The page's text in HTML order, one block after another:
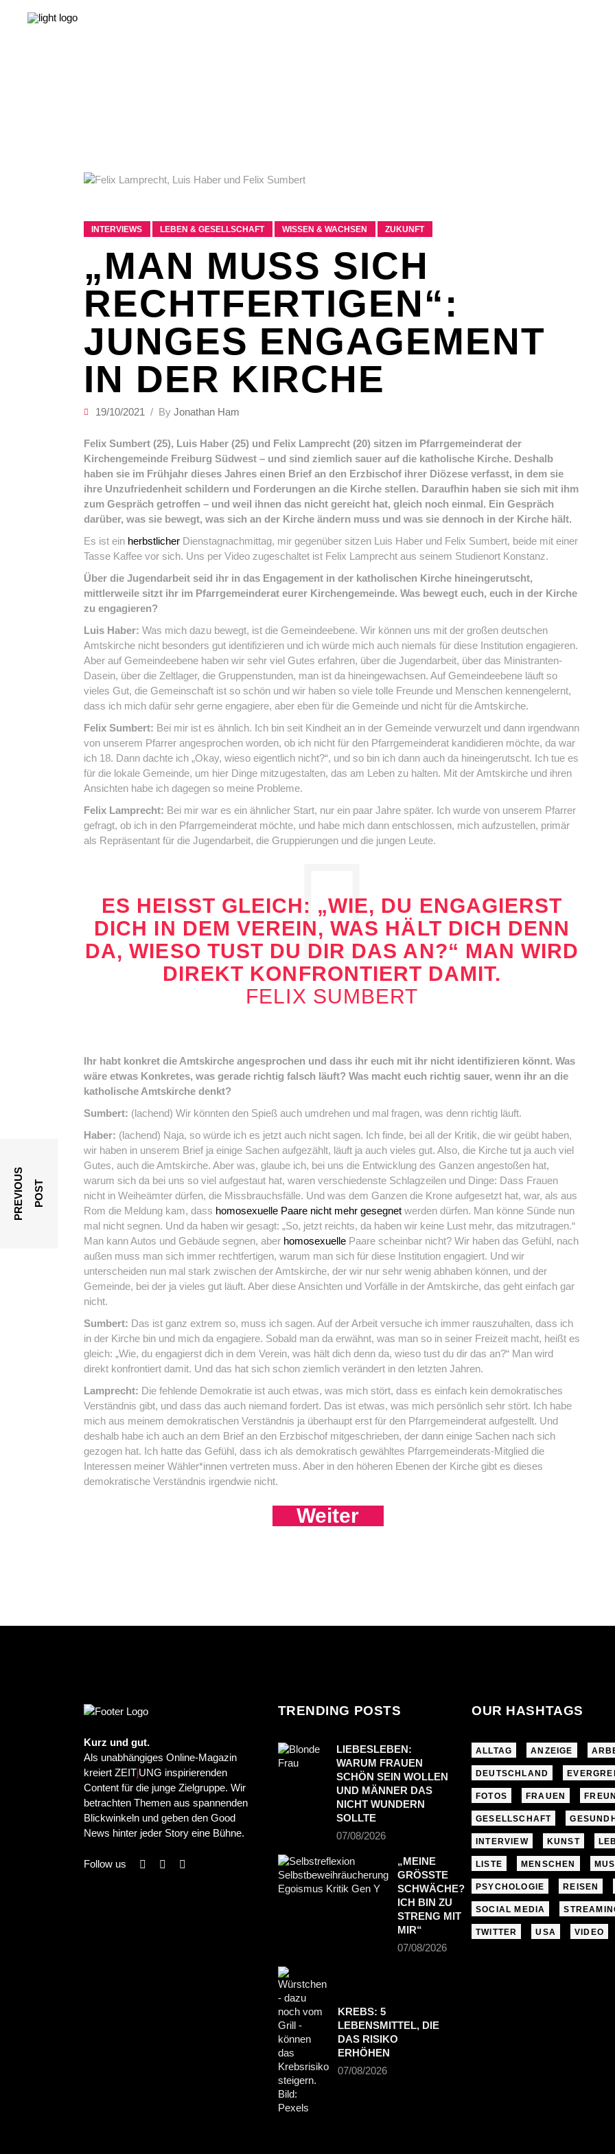
INTERVIEWS LEBEN & GESELLSCHAFT WISSEN & WACHSEN ZUKUNFT
„MAN MUSS SICH
RECHTFERTIGEN“:
JUNGES ENGAGEMENT
IN DER KIRCHE
19/10/2021 By Jonathan Ham
Felix Sumbert (25), Luis Haber (25) und Felix Lamprecht (20) sitzen im Pfarrgemeinderat der
Kirchengemeinde Freiburg Südwest – und sind ziemlich sauer auf die katholische Kirche. Deshalb
haben sie im Frühjahr dieses Jahres einen Brief an den Erzbischof ihrer Diözese verfasst, in dem sie
ihre Unzufriedenheit schildern und Forderungen an die Kirche stellen. Daraufhin haben sie sich mit ihm
zum Gespräch getroffen – und weil ihnen das nicht gereicht hat, gleich noch einmal. Ein Gespräch
darüber, was sie bewegt, was sich an der Kirche ändern muss und was sie dennoch in der Kirche hält.
Es ist ein herbstlicher Dienstagnachmittag, mir gegenüber sitzen Luis Haber und Felix Sumbert, beide mit einer
Tasse Kaffee vor sich. Uns per Video zugeschaltet ist Felix Lamprecht aus seinem Studienort Konstanz.
Über die Jugendarbeit seid ihr in das Engagement in der katholischen Kirche hineingerutscht,
mittlerweile sitzt ihr im Pfarrgemeinderat eurer Kirchengemeinde. Was bewegt euch, euch in der Kirche
zu engagieren?
Luis Haber: Was mich dazu bewegt, ist die Gemeindeebene. Wir können uns mit der großen deutschen
Amtskirche nicht besonders gut identifizieren und ich würde mich auch niemals für diese Institution engagieren.
Aber auf Gemeindeebene haben wir sehr viel Gutes erfahren, über die Jugendarbeit, über das Ministranten-
Dasein, über die Zeltlager, die Gruppenstunden, man ist da hineingewachsen. Auf Gemeindeebene läuft so
vieles Gut, die Gemeinschaft ist so schön und wir haben so viele tolle Freunde und Menschen kennengelernt,
dass ich mich dafür sehr gerne engagiere, aber eben für die Gemeinde und nicht für die Amtskirche.
Felix Sumbert: Bei mir ist es ähnlich. Ich bin seit Kindheit an in der Gemeinde verwurzelt und dann irgendwann
von unserem Pfarrer angesprochen worden, ob ich nicht für den Pfarrgemeinderat kandidieren möchte, da war
ich 18. Dann dachte ich „Okay, wieso eigentlich nicht?“, und so bin ich dann auch da hineingerutscht. Ich tue es
für die lokale Gemeinde, um hier Dinge mitzugestalten, das am Leben zu halten. Mit der Amtskirche und ihren
Ansichten habe ich dagegen so meine Probleme.
Felix Lamprecht: Bei mir war es ein ähnlicher Start, nur ein paar Jahre später. Ich wurde von unserem Pfarrer
gefragt, ob ich in den Pfarrgemeinderat möchte, und habe mich dann entschlossen, mich aufzustellen, primär
als Repräsentant für die Jugendarbeit, die Gruppierungen und die jungen Leute.
ES HEISST GLEICH: „WIE, DU ENGAGIERST D
ICH IN DEM VEREIN, WAS HÄLT DICH DENN D
A, WIESO TUST DU DIR DAS AN?“ MAN WIRD D
IREKT KONFRONTIERT DAMIT.
FELIX SUMBERT
Ihr habt konkret die Amtskirche angesprochen und dass ihr euch mit ihr nicht identifizieren könnt. Was
wäre etwas Konkretes, was gerade richtig falsch läuft? Was macht euch richtig sauer, wenn ihr an die
katholische Amtskirche denkt?
Sumbert: (lachend) Wir könnten den Spieß auch umdrehen und mal fragen, was denn richtig läuft.
Haber: (lachend) Naja, so würde ich es jetzt auch nicht sagen. Ich finde, bei all der Kritik, die wir geübt haben,
wir haben in unserem Brief ja einige Sachen aufgezählt, läuft ja auch vieles gut. Also, die Kirche tut ja auch viel
Gutes, auch die Amtskirche. Aber was, glaube ich, bei uns die Entwicklung des Ganzen angestoßen hat,
warum sich da bei uns so viel aufgestaut hat, waren verschiedenste Schlagzeilen und Dinge: Dass Frauen
nicht in Weiheämter dürfen, die Missbrauchsfälle. Und was dem Ganzen die Krone aufgesetzt hat, war, als aus
Rom die Meldung kam, dass homosexuelle Paare nicht mehr gesegnet werden dürfen. Man könne Sünde nun
mal nicht segnen. Und da haben wir gesagt: „So, jetzt reichts, da haben wir keine Lust mehr, das mitzutragen.“
Man kann Autos und Gebäude segnen, aber homosexuelle Paare scheinbar nicht? Wir haben das Gefühl, nach
außen muss man sich immer rechtfertigen, warum man sich für diese Institution engagiert. Und wir
unterscheiden nun mal stark zwischen der Amtskirche, der wir nur sehr wenig abhaben können, und der
Gemeinde, bei der ja vieles gut läuft. Aber diese Ansichten und Vorfälle in der Amtskirche, das geht einfach gar
nicht.
Sumbert: Das ist ganz extrem so, muss ich sagen. Auf der Arbeit versuche ich immer rauszuhalten, dass ich
in der Kirche bin und mich da engagiere. Sobald man da erwähnt, was man so in seiner Freizeit macht, heißt es
gleich: „Wie, du engagierst dich in dem Verein, was hält dich denn da, wieso tust du dir das an?“ Man wird
direkt konfrontiert damit. Und das hat sich schon ziemlich verändert in den letzten Jahren.
Lamprecht: Die fehlende Demokratie ist auch etwas, was mich stört, dass es einfach kein demokratisches
Verständnis gibt, und dass das auch niemand fordert. Das ist etwas, was mich persönlich sehr stört. Ich habe
mich aus meinem demokratischen Verständnis ja überhaupt erst für den Pfarrgemeinderat aufgestellt. Und
deshalb habe ich auch an dem Brief an den Erzbischof mitgeschrieben, der dann einige Sachen nach sich
gezogen hat. Ich hatte das Gefühl, dass ich als demokratisch gewähltes Pfarrgemeinderats-Mitglied die
Interessen meiner Wähler*innen vertreten muss. Aber in den höheren Ebenen der Kirche gibt es dieses
demokratische Verständnis irgendwie nicht.
Weiter
P
R
E
V
I
O
U
S
P
O
S T
Kurz und gut.
Als unabhängiges Online-Magazin
kreiert ZEITjUNG inspirierenden
Content für die junge Zielgruppe. Wir
betrachten Themen aus spannenden
Blickwinkeln und geben den Good
News hinter jeder Story eine Bühne.
Follow us
TRENDING POSTS
LIEBESLEBEN:
WARUM FRAUEN
SCHÖN SEIN WOLLEN
UND MÄNNER DAS
NICHT WUNDERN
SOLLTE
07/08/2026
„MEINE
GRÖSSTE S
CHWÄCHE? I
CH BIN ZU S
TRENG MIT M
IR“
07/08/2026
KREBS: 5
LEBENSMITTEL, DIE
DAS RISIKO
ERHÖHEN
07/08/2026
OUR HASHTAGS
ALLTAG ANZEIGE
DEUTSCHLAND
FOTOS FRAUEN
GESELLSCHAFT
INTERVIEW KUNST
LISTE MENSCHEN
PSYCHOLOGIE REISEN
SOCIAL MEDIA
TWITTER USA VIDEO